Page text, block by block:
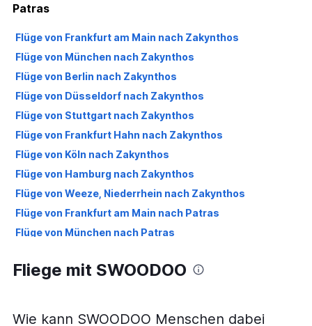
Patras
Flüge von Frankfurt am Main nach Zakynthos
Flüge von München nach Zakynthos
Flüge von Berlin nach Zakynthos
Flüge von Düsseldorf nach Zakynthos
Flüge von Stuttgart nach Zakynthos
Flüge von Frankfurt Hahn nach Zakynthos
Flüge von Köln nach Zakynthos
Flüge von Hamburg nach Zakynthos
Flüge von Weeze, Niederrhein nach Zakynthos
Flüge von Frankfurt am Main nach Patras
Flüge von München nach Patras
Flüge von Stuttgart nach Patras
Fliege mit SWOODOO
Wie kann SWOODOO Menschen dabei